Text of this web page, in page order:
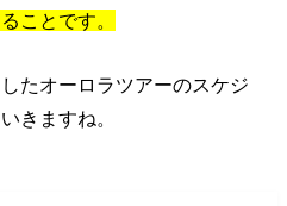
ことです。
たオーロラツアーのスケジ
きますね。